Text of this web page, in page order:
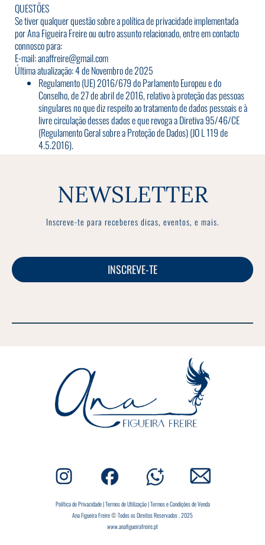
QUESTÕES
Se tiver qualquer questão sobre a política de privacidade implementada
por Ana Figueira Freire ou outro assunto relacionado, entre em contacto
connosco para:
E-mail:anaffreire@gmail.com
Última atualização: 4 de Novembro de 2025
Regulamento (UE) 2016/679 do Parlamento Europeu e do
Conselho, de 27 de abril de 2016, relativo à proteção das pessoas
singulares no que diz respeito ao tratamento de dados pessoais e à
livre circulação desses dados e que revoga a Diretiva 95/46/CE
(Regulamento Geral sobre a Proteção de Dados) (JO L 119 de
4.5.2016).
NEWSLETTER
Inscreve-te para receberes dicas, eventos, e mais.
INSCREVE-TE
Política de Privacidade|Termos de Utilização|Termos e Condições de Venda
Ana Figueira Freire©Todos os Direitos Reservados . 2025
www.anafigueirafreire.pt